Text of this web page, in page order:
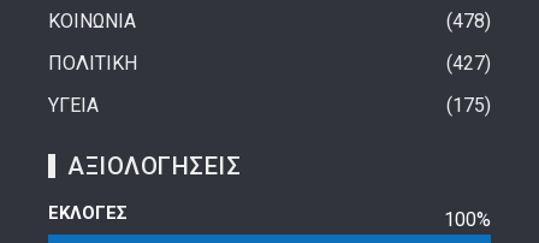
ΚΟΙΝΩΝΙΑ
478
ΠΟΛΙΤΙΚΗ
427
ΥΓΕΙΑ
175
ΑΞΙΟΛΟΓΗΣΕΙΣ
ΕΚΛΟΓΕΣ 100%